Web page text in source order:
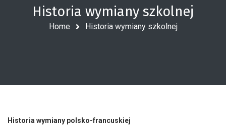
Historia wymiany szkolnej
Home Historia wymiany szkolnej
Historia wymiany polsko-francuskiej